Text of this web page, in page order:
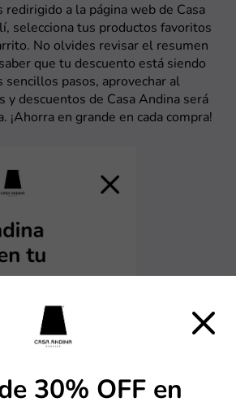
redirigido a la página web de Casa
selecciona tus productos favoritos
No olvides revisar el resumen
que tu descuento está siendo
sencillos pasos, aprovechar al
y descuentos de Casa Andina será
¡Ahorra en grande en cada compra!
30% OFF en